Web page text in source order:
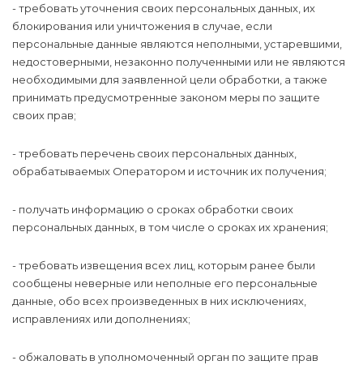
- требовать уточнения своих персональных данных, их
блокирования или уничтожения в случае, если
персональные данные являются неполными, устаревшими,
недостоверными, незаконно полученными или не являются
необходимыми для заявленной цели обработки, а также
принимать предусмотренные законом меры по защите
своих прав;
- требовать перечень своих персональных данных,
обрабатываемых Оператором и источник их получения;
- получать информацию о сроках обработки своих
персональных данных, в том числе о сроках их хранения;
- требовать извещения всех лиц, которым ранее были
сообщены неверные или неполные его персональные
данные, обо всех произведенных в них исключениях,
исправлениях или дополнениях;
- обжаловать в уполномоченный орган по защите прав